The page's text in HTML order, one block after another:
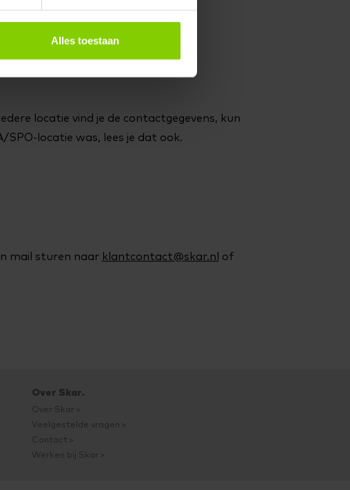
Alles toestaan
locatie vind je de contactgegevens, kun
SPO-locatie was, lees je dat ook.
mail sturen naar klantcontact@skar.nl
of
Over Skar.
Over Skar
Veelgestelde vragen
Contact
Werken bij Skar